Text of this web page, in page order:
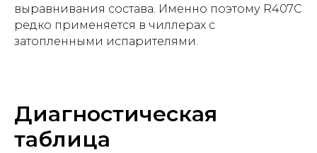
выравнивания состава. Именно поэтому R407C
редко применяется в чиллерах с
затопленными испарителями.
Диагностическая
таблица